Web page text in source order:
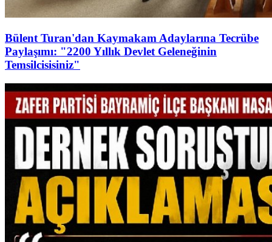
Bülent Turan'dan Kaymakam Adaylarına Tecrübe
Paylaşımı: "2200 Yıllık Devlet Geleneğinin
Temsilcisisiniz"